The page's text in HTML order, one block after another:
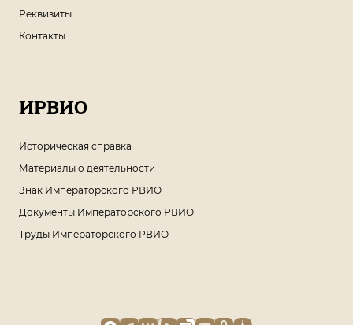
Реквизиты
Контакты
ИРВИО
Историческая справка
Материалы о деятельности
Знак Императорского РВИО
Документы Императорского РВИО
Труды Императорского РВИО